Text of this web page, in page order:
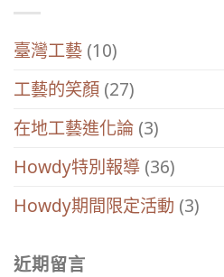
臺灣工藝 (10)
工藝的笑顏 (27)
在地工藝進化論 (3)
Howdy特別報導 (36)
Howdy期間限定活動 (3)
近期留言